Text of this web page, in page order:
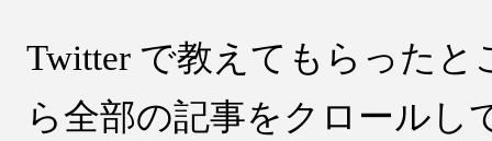
Twitter で教えてもらったと
ら全部の記事をクロールし